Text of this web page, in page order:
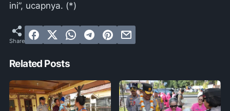
ini”, ucapnya. (*)
Related Posts